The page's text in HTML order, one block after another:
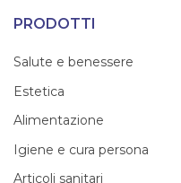
PRODOTTI
Salute e benessere
Estetica
Alimentazione
Igiene e cura persona
Articoli sanitari